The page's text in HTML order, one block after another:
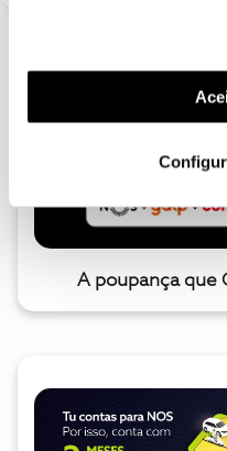
funcionalidades (cookies
funcionalidade) e
(cookies de publicidade
utilização dos cookies
A poupança que